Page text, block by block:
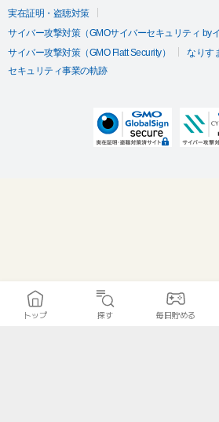
実在証明・盗聴対策
サイバー攻撃対策（GMOサイバーセキュリティ by
サイバー攻撃対策（GMO Flatt Security）
なりす
セキュリティ事業の軌跡
トップ 探す 毎日貯める